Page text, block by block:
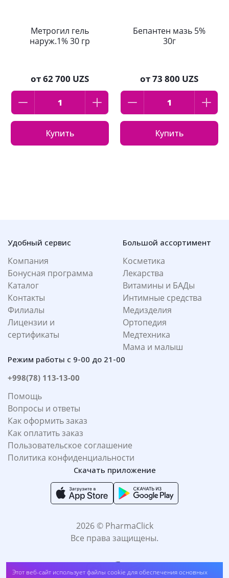
Этот веб-сайт использует файлы cookie для обеспечения основных
Метрогил гель
наруж.1% 30 гр
от62 700 UZS
Купить
Бепантен мазь 5%
30г
от73 800 UZS
Купить
Удобный сервис
Компания
Бонусная программа
Каталог
Контакты
Филиалы
Лицензии и
сертификаты
Большой ассортимент
Косметика
Лекарства
Витамины и БАДы
Интимные средства
Медизделия
Ортопедия
Медтехника
Мама и малыш
Режим работы с 9-00 до 21-00
+998(78) 113-13-00
Помощь
Вопросы и ответы
Как оформить заказ
Как оплатить заказ
Пользовательское соглашение
Политика конфиденциальности
Скачать приложение
2026 © PharmaClick
Все права защищены.